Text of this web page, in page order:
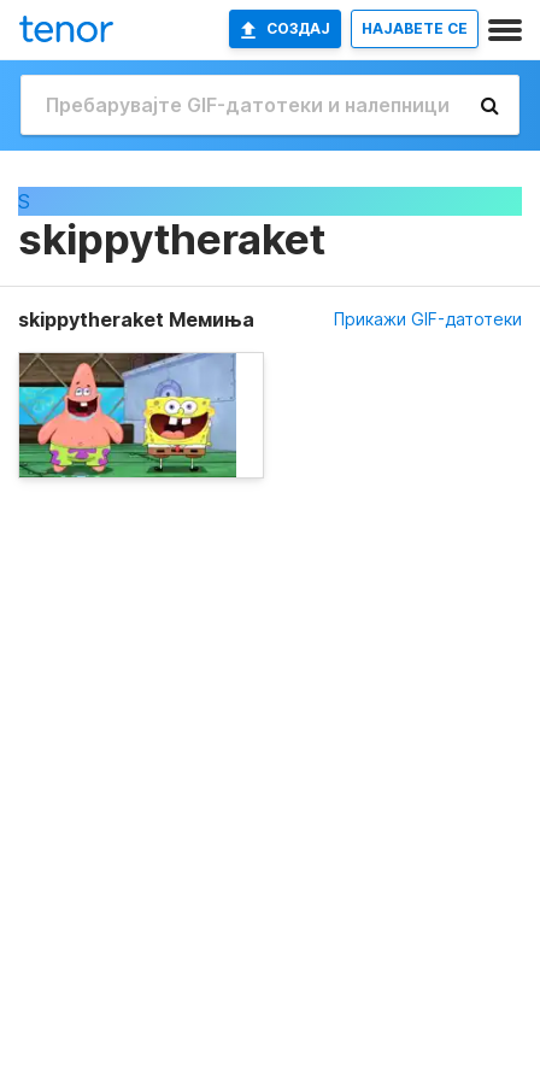
СОЗДАЈ НАЈАВETE СЕ
S
skippytheraket
skippytheraket Мемиња Прикажи GIF-датотеки